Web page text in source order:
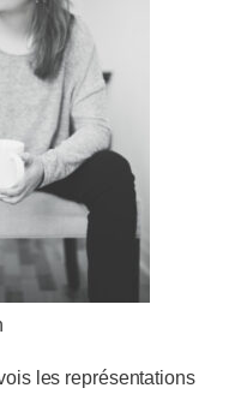
les représentations